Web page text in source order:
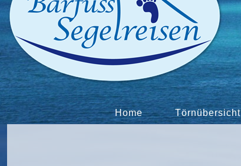
Home Törnübersicht